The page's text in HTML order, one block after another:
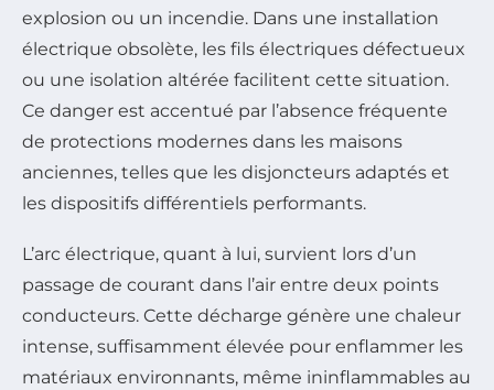
explosion ou un incendie. Dans une installation
électrique obsolète, les fils électriques défectueux
ou une isolation altérée facilitent cette situation.
Ce danger est accentué par l’absence fréquente
de protections modernes dans les maisons
anciennes, telles que les disjoncteurs adaptés et
les dispositifs différentiels performants.
L’arc électrique, quant à lui, survient lors d’un
passage de courant dans l’air entre deux points
conducteurs. Cette décharge génère une chaleur
intense, suffisamment élevée pour enflammer les
matériaux environnants, même ininflammables au